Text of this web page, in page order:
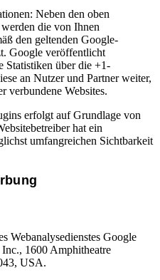
Neben den oben
die von Ihnen
den geltenden Google-
Google veröffentlicht
Statistiken über die +1-
an Nutzer und Partner weiter,
verbundene Websites.
erfolgt auf Grundlage von
hat ein
umfangreichen Sichtbarkeit
Webanalysedienstes Google
1600 Amphitheatre
USA.